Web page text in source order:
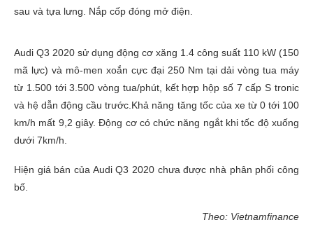
sau và tựa lưng. Nắp cốp đóng mở điện.
Audi Q3 2020 sử dụng động cơ xăng 1.4 công suất 110 kW (150
mã lực) và mô-men xoắn cực đại 250 Nm tại dải vòng tua máy
từ 1.500 tới 3.500 vòng tua/phút, kết hợp hộp số 7 cấp S tronic
và hệ dẫn động cầu trước.Khả năng tăng tốc của xe từ 0 tới 100
km/h mất 9,2 giây. Động cơ có chức năng ngắt khi tốc độ xuống
dưới 7km/h.
Hiện giá bán của Audi Q3 2020 chưa được nhà phân phối công
bố.
Theo: Vietnamfinance